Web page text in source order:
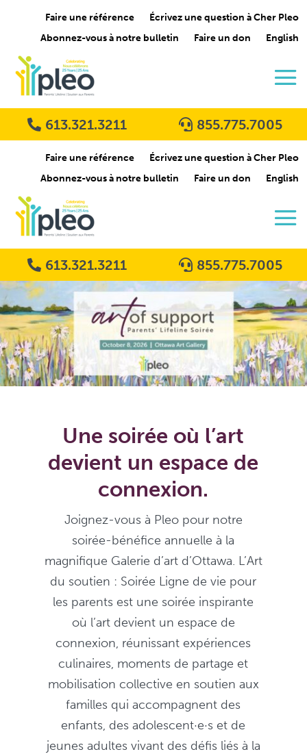
Faire une référence
Écrivez une question à Cher Pleo
Abonnez-vous à notre bulletin
Faire un don English
613.321.3211 855.775.7005
Faire une référence
Écrivez une question à Cher Pleo
Abonnez-vous à notre bulletin
Faire un don English
613.321.3211 855.775.7005
Une soirée où l’art
devient un espace de
connexion.
Joignez-vous à Pleo pour notre
soirée-bénéfice annuelle à la
magnifique Galerie d’art d’Ottawa. L’Art
du soutien : Soirée Ligne de vie pour
les parents est une soirée inspirante
où l’art devient un espace de
connexion, réunissant expériences
culinaires, moments de partage et
mobilisation collective en soutien aux
familles qui accompagnent des
enfants, des adolescent·e·s et de
jeunes adultes vivant des défis liés à la